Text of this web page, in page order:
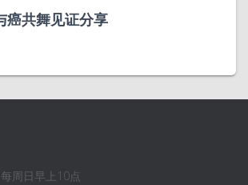
癌共舞见证分享
周日早上10点